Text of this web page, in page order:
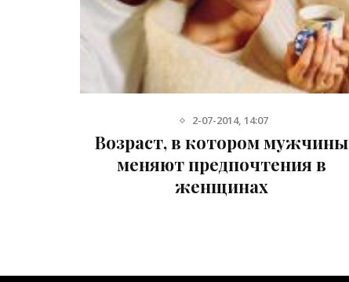
2-07-2014, 14:07
Возраст, в котором мужчины
меняют предпочтения в
женщинах